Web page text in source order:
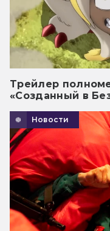
Трейлер
«Созданный в
Новости